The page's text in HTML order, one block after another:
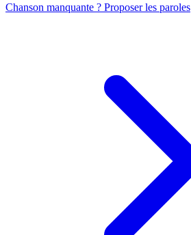
Chanson manquante ? Proposer les paroles